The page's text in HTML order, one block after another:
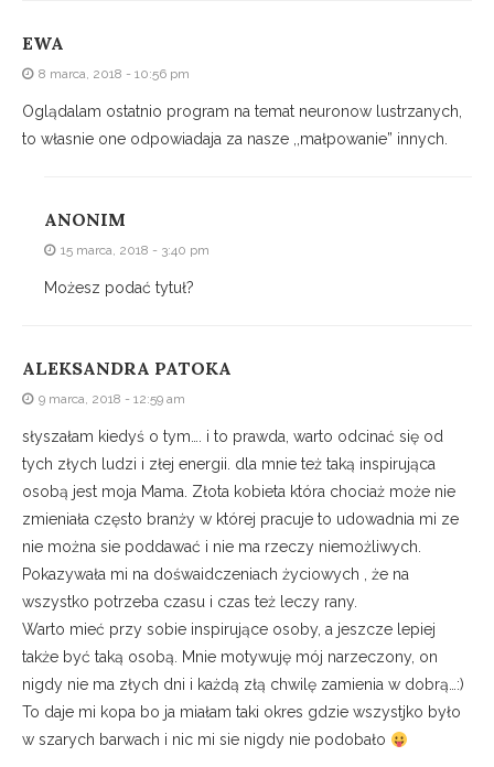
EWA
8 marca, 2018 - 10:56 pm
Oglądalam ostatnio program na temat neuronow lustrzanych,
to własnie one odpowiadaja za nasze ,,małpowanie” innych.
ANONIM
15 marca, 2018 - 3:40 pm
Możesz podać tytuł?
ALEKSANDRA PATOKA
9 marca, 2018 - 12:59 am
słyszałam kiedyś o tym…. i to prawda, warto odcinać się od
tych złych ludzi i złej energii. dla mnie też taką inspirująca
osobą jest moja Mama. Złota kobieta która chociaż może nie
zmieniała często branży w której pracuje to udowadnia mi ze
nie można sie poddawać i nie ma rzeczy niemożliwych.
Pokazywała mi na dośwaidczeniach życiowych , że na
wszystko potrzeba czasu i czas też leczy rany.
Warto mieć przy sobie inspirujące osoby, a jeszcze lepiej
także być taką osobą. Mnie motywuję mój narzeczony, on
nigdy nie ma złych dni i każdą złą chwilę zamienia w dobrą…:)
To daje mi kopa bo ja miałam taki okres gdzie wszystjko było
w szarych barwach i nic mi sie nigdy nie podobało